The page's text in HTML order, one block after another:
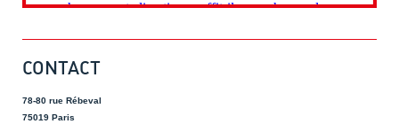
CONTACT
78-80 rue Rébeval
75019 Paris